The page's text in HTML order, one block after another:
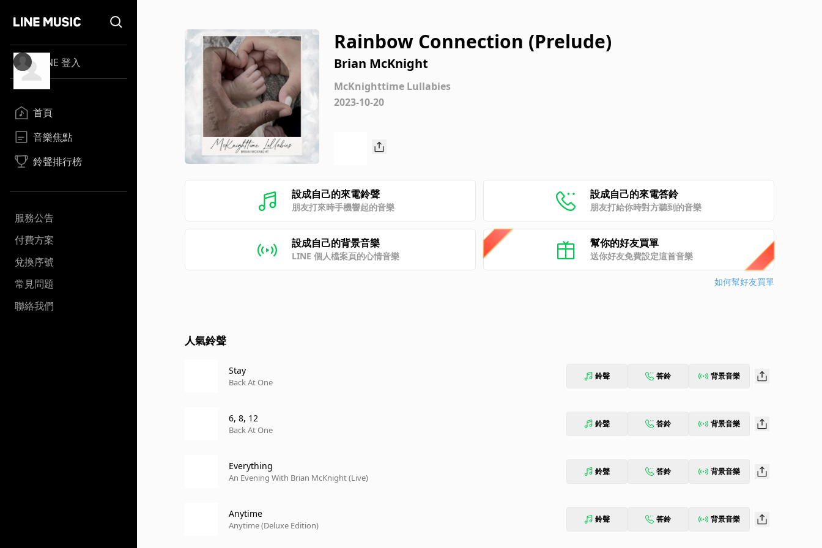
LINE 登入
首頁
音樂焦點
鈴聲排行榜
服務公告
付費方案
兌換序號
常見問題
聯絡我們
Rainbow Connection (Prelude)
Brian McKnight
McKnighttime Lullabies
2023-10-20
設成自己的來電鈴聲
朋友打來時手機響起的音樂
設成自己的來電答鈴
朋友打給你時對方聽到的音樂
設成自己的背景音樂
LINE 個人檔案頁的心情音樂
幫你的好友買單
送你好友免費設定這首音樂
如何幫好友買單
人氣鈴聲
Stay
Back At One
鈴聲 答鈴 背景音樂
6, 8, 12
Back At One
鈴聲 答鈴 背景音樂
Everything
An Evening With Brian McKnight (Live)
鈴聲 答鈴 背景音樂
Anytime
Anytime (Deluxe Edition)
鈴聲 答鈴 背景音樂